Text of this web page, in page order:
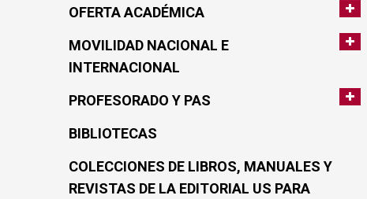
OFERTA ACADÉMICA
MOVILIDAD NACIONAL E
INTERNACIONAL
PROFESORADO Y PAS
BIBLIOTECAS
COLECCIONES DE LIBROS, MANUALES Y
REVISTAS DE LA EDITORIAL US PARA